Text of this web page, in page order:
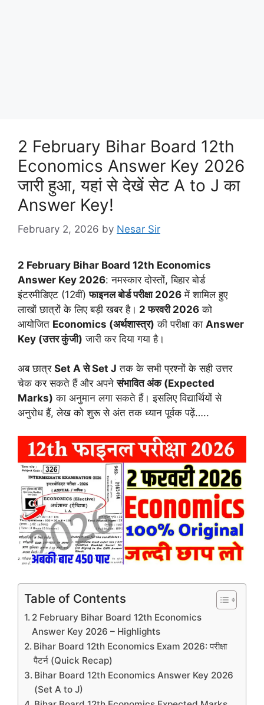
2 February Bihar Board 12th
Economics Answer Key 2026
जारी हुआ, यहां से देखें सेट A to J का
Answer Key!
February 2, 2026 by Nesar Sir
2 February Bihar Board 12th Economics
Answer Key 2026: नमस्कार दोस्तों, बिहार बोर्ड
इंटरमीडिएट (12वीं)फाइनल बोर्ड परीक्षा 2026 में शामिल हुए
लाखों छात्रों के लिए बड़ी खबर है। 2 फरवरी 2026 को
आयोजित Economics (अर्थशास्त्र) की परीक्षा का Answer
Key (उत्तर कुंजी) जारी कर दिया गया है।
अब छात्र Set A से Set J तक के सभी प्रश्नों के सही उत्तर
चेक कर सकते हैं और अपनेसंभावित अंक (Expected
Marks) का अनुमान लगा सकते हैं। इसलिए विद्यार्थियों से
अनुरोध हैं, लेख को शुरू से अंत तक ध्यान पूर्वक पढ़ें…..
Table of Contents
2 February Bihar Board 12th Economics
Answer Key 2026 – Highlights
Bihar Board 12th Economics Exam 2026: परीक्षा
पैटर्न (Quick Recap)
Bihar Board 12th Economics Answer Key 2026
(Set A to J)